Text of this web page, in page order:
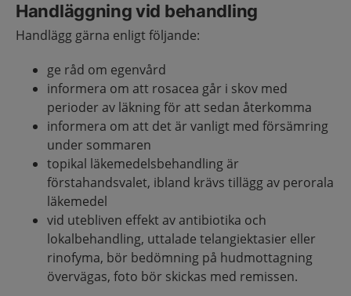
Handläggning vid behandling
Handlägg gärna enligt följande:
ge råd om egenvård
informera om att rosacea går i skov med
perioder av läkning för att sedan återkomma
informera om att det är vanligt med försämring
under sommaren
topikal läkemedelsbehandling är
förstahandsvalet, ibland krävs tillägg av perorala
läkemedel
vid utebliven effekt av antibiotika och
lokalbehandling, uttalade telangiektasier eller
rinofyma, bör bedömning på hudmottagning
övervägas, foto bör skickas med remissen.